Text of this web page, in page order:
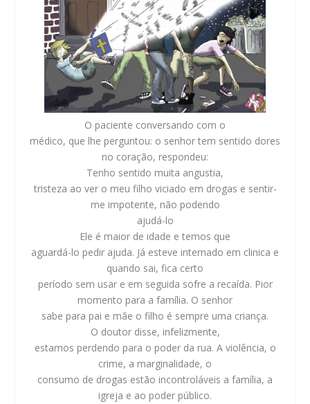
O paciente conversando com o
médico, que lhe perguntou: o senhor tem sentido dores
no coração, respondeu:
Tenho sentido muita angustia,
tristeza ao ver o meu filho viciado em drogas e sentir-
me impotente, não podendo
ajudá-lo
Ele é maior de idade e temos que
aguardá-lo pedir ajuda. Já esteve internado em clinica e
quando sai, fica certo
período sem usar e em seguida sofre a recaída. Pior
momento para a família. O senhor
sabe para pai e mãe o filho é sempre uma criança.
O doutor disse, infelizmente,
estamos perdendo para o poder da rua. A violência, o
crime, a marginalidade, o
consumo de drogas estão incontroláveis a família, a
igreja e ao poder público.